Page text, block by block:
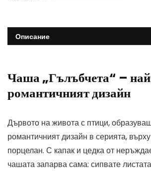
Описание
Чаша „Гълъбчета“ –
романтичният дизайн
Дървото на живота с птици,
романтичният дизайн в серията,
порцелан. С капак и цедка от
чашата запарва сама: сипвате